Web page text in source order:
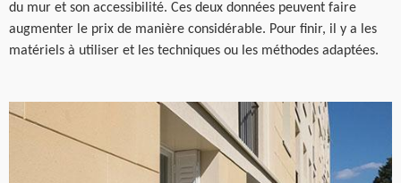
du mur et son accessibilité. Ces deux données peuvent faire
augmenter le prix de manière considérable. Pour finir, il y a les
matériels à utiliser et les techniques ou les méthodes adaptées.